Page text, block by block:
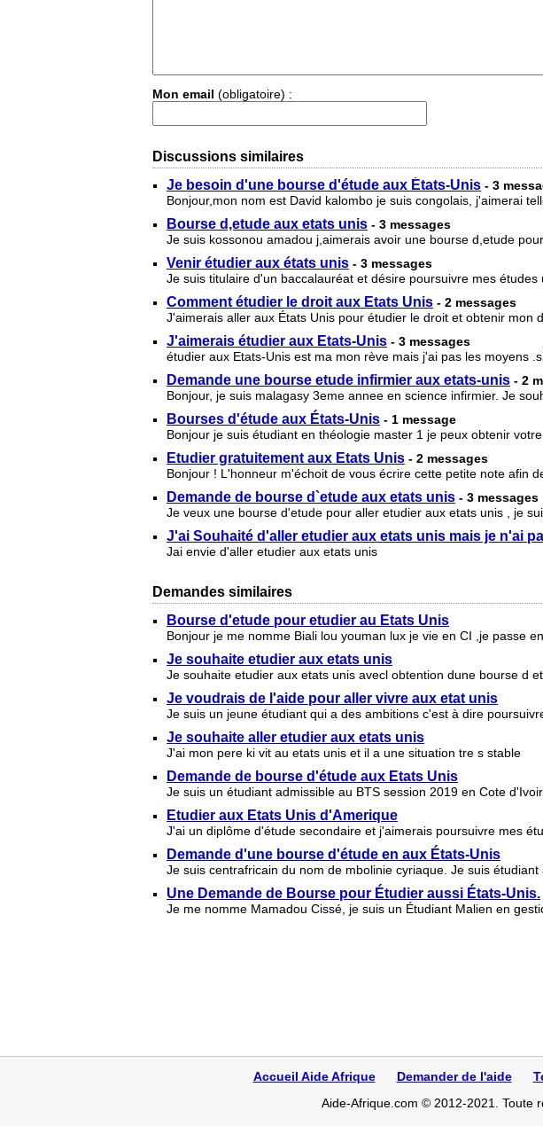
Mon email (obligatoire) :
Discussions similaires
Je besoin d'une bourse d'étude aux États-Unis - 3
Bonjour,mon nom est David kalombo je suis congolais, j'aimerai
Bourse d,etude aux etats unis - 3 messages
Je suis kossonou amadou j,aimerais avoir une bourse d,etude
Venir étudier aux états unis - 3 messages
Je suis titulaire d'un baccalauréat et désire poursuivre mes études
Comment étudier le droit aux Etats Unis - 2 messages
J'aimerais aller aux États Unis pour étudier le droit et obtenir mon
J'aimerais étudier aux Etats-Unis - 3 messages
étudier aux Etats-Unis est ma mon rève mais j'ai pas les moyens
Demande une bourse etude infirmier aux etats-unis - 2
Bonjour, je suis malagasy 3eme annee en science infirmier. Je
Bourses d'étude aux États-Unis - 1 message
Bonjour je suis étudiant en théologie master 1 je peux obtenir
Etudier gratuitement aux Etats Unis - 2 messages
Bonjour ! L'honneur m'échoit de vous écrire cette petite note afin
Demande de bourse d`etude aux etats unis - 3 messages
Je veux une bourse d'etude pour aller etudier aux etats unis , je
J'ai Souhaité d'aller etudier aux etats unis mais je n'ai
Jai envie d'aller etudier aux etats unis
Demandes similaires
Bourse d'etude pour etudier au Etats Unis
Bonjour je me nomme Biali lou youman lux je vie en CI ,je passe
Je souhaite etudier aux etats unis
Je souhaite etudier aux etats unis avecl obtention dune bourse d
Je voudrais de l'aide pour aller vivre aux etat unis
Je suis un jeune étudiant qui a des ambitions c'est à dire
Je souhaite aller etudier aux etats unis
J'ai mon pere ki vit au etats unis et il a une situation tre s stable
Demande de bourse d'étude aux Etats Unis
Je suis un étudiant admissible au BTS session 2019 en Cote
Etudier aux Etats Unis d'Amerique
J'ai un diplôme d'étude secondaire et j'aimerais poursuivre mes
Demande d'une bourse d'étude en aux États-Unis
Je suis centrafricain du nom de mbolinie cyriaque. Je suis
Une Demande de Bourse pour Étudier aussi États-Unis.
Je me nomme Mamadou Cissé, je suis un Étudiant Malien en
Accueil Aide Afrique Demander de l'aide
Aide-Afrique.com © 2012-2021. Toute